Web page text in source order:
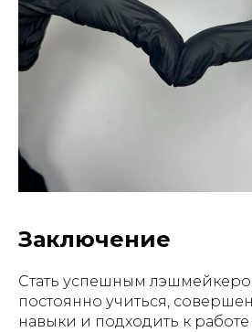
Заключение
Стать успешным
постоянно учиться,
навыки и подходить к работе